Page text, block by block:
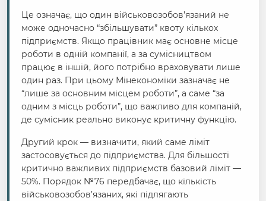
Це означає, що один військовозобов’язаний не
може одночасно “збільшувати” квоту кількох
підприємств. Якщо працівник має основне місце
роботи в одній компанії, а за сумісництвом
працює в іншій, його потрібно враховувати лише
один раз. При цьому Мінекономіки зазначає не
“лише за основним місцем роботи”, а саме “за
одним з місць роботи”, що важливо для компаній,
де сумісник реально виконує критичну функцію.
Другий крок — визначити, який саме ліміт
застосовується до підприємства. Для більшості
критично важливих підприємств базовий ліміт —
50%. Порядок №76 передбачає, що кількість
військовозобов’язаних, які підлягають